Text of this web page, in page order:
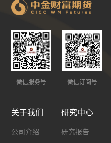
微信服务号 微信订阅号
关于我们
公司介绍
研究中心
研究报告